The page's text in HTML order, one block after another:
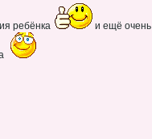
ребёнка и ещё очень